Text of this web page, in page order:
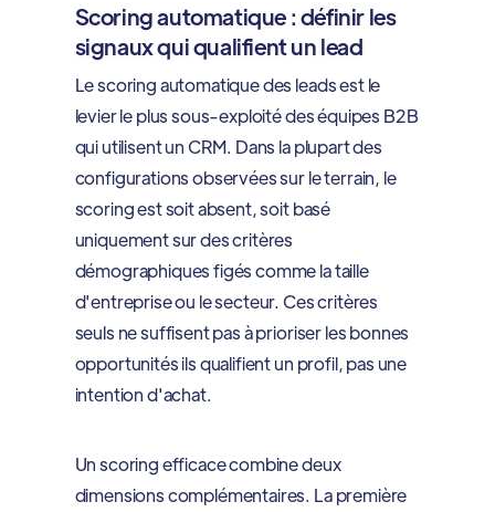
Scoring automatique : définir les
signaux qui qualifient un lead
Le scoring automatique des leads est le
levier le plus sous-exploité des équipes B2B
qui utilisent un CRM. Dans la plupart des
configurations observées sur le terrain, le
scoring est soit absent, soit basé
uniquement sur des critères
démographiques figés comme la taille
d'entreprise ou le secteur. Ces critères
seuls ne suffisent pas à prioriser les bonnes
opportunités ils qualifient un profil, pas une
intention d'achat.
Un scoring efficace combine deux
dimensions complémentaires. La première